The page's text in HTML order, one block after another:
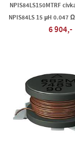
NPIS84LS150MTRF
NPIS84LS 15 µH 0.047
6 904,-